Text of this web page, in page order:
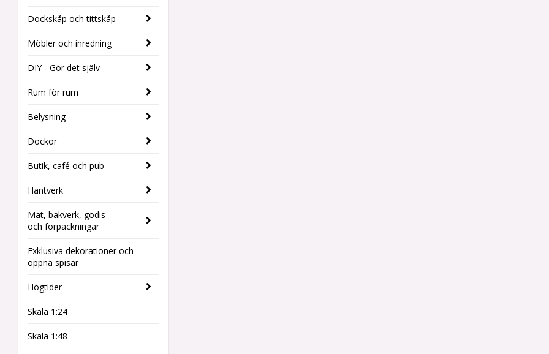
Dockskåp och tittskåp
Möbler och inredning
DIY - Gör det själv
Rum för rum
Belysning
Dockor
Butik, café och pub
Hantverk
Mat, bakverk, godis
och förpackningar
Exklusiva dekorationer och
öppna spisar
Högtider
Skala 1:24
Skala 1:48